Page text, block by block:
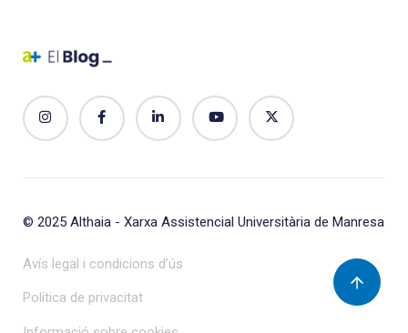
© 2025 Althaia - Xarxa Assistencial Universitària de Manresa
Avís legal i condicions d’ús
Política de privacitat